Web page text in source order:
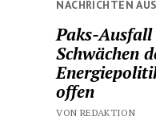
NACHRICHTEN
Paks-
Schwächen
offen
VON REDAKTION